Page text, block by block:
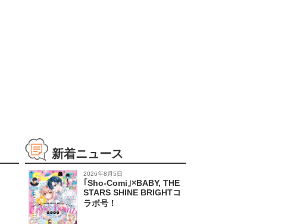
新着ニュース
2026年8月5日
｢Sho-Comi｣×BABY, THE
STARS SHINE BRIGHTコ
ラボ号！